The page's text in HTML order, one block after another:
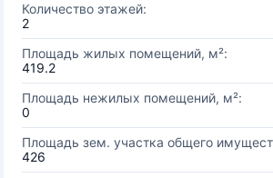
Количество этажей:
2
Площадь жилых помещений, м²:
419.2
Площадь нежилых помещений, м²:
0
Площадь зем. участка общего
426